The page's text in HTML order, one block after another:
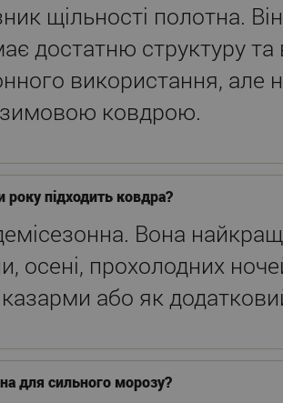
щільності полотна.
достатню структуру та
використання, але
ковдрою.
року підходить ковдра?
Вона
осені, прохолодних
або як
для сильного морозу?